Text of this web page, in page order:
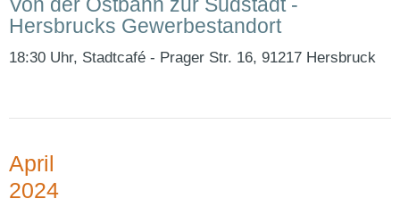
Hersbrucks Gewerbestandort
18:30 Uhr, Stadtcafé - Prager Str. 16, 91217 Hersbruck
April
2024